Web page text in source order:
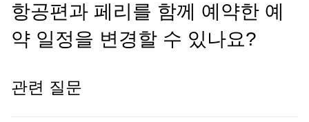
항공편과 페리를 함께 예약한 예
약 일정을 변경할 수 있나요?
관련 질문